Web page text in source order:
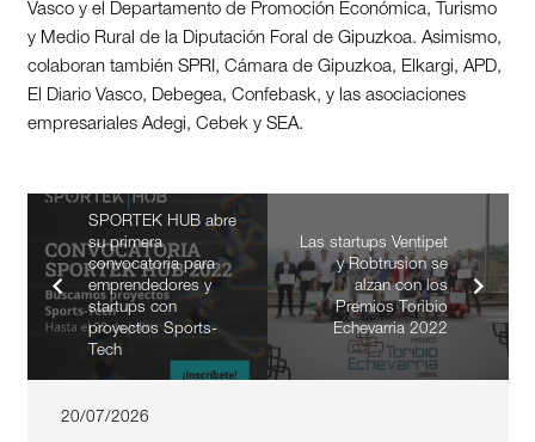
Vasco y el Departamento de Promoción Económica, Turismo
y Medio Rural de la Diputación Foral de Gipuzkoa. Asimismo,
colaboran también SPRI, Cámara de Gipuzkoa, Elkargi, APD,
El Diario Vasco, Debegea, Confebask, y las asociaciones
empresariales Adegi, Cebek y SEA.
SPORTEK HUB abre
su primera
convocatoria para
emprendedores y
startups con
proyectos Sports-
Tech
Las startups Ventipet
y Robtrusion se
alzan con los
Premios Toribio
Echevarria 2022
20/07/2026